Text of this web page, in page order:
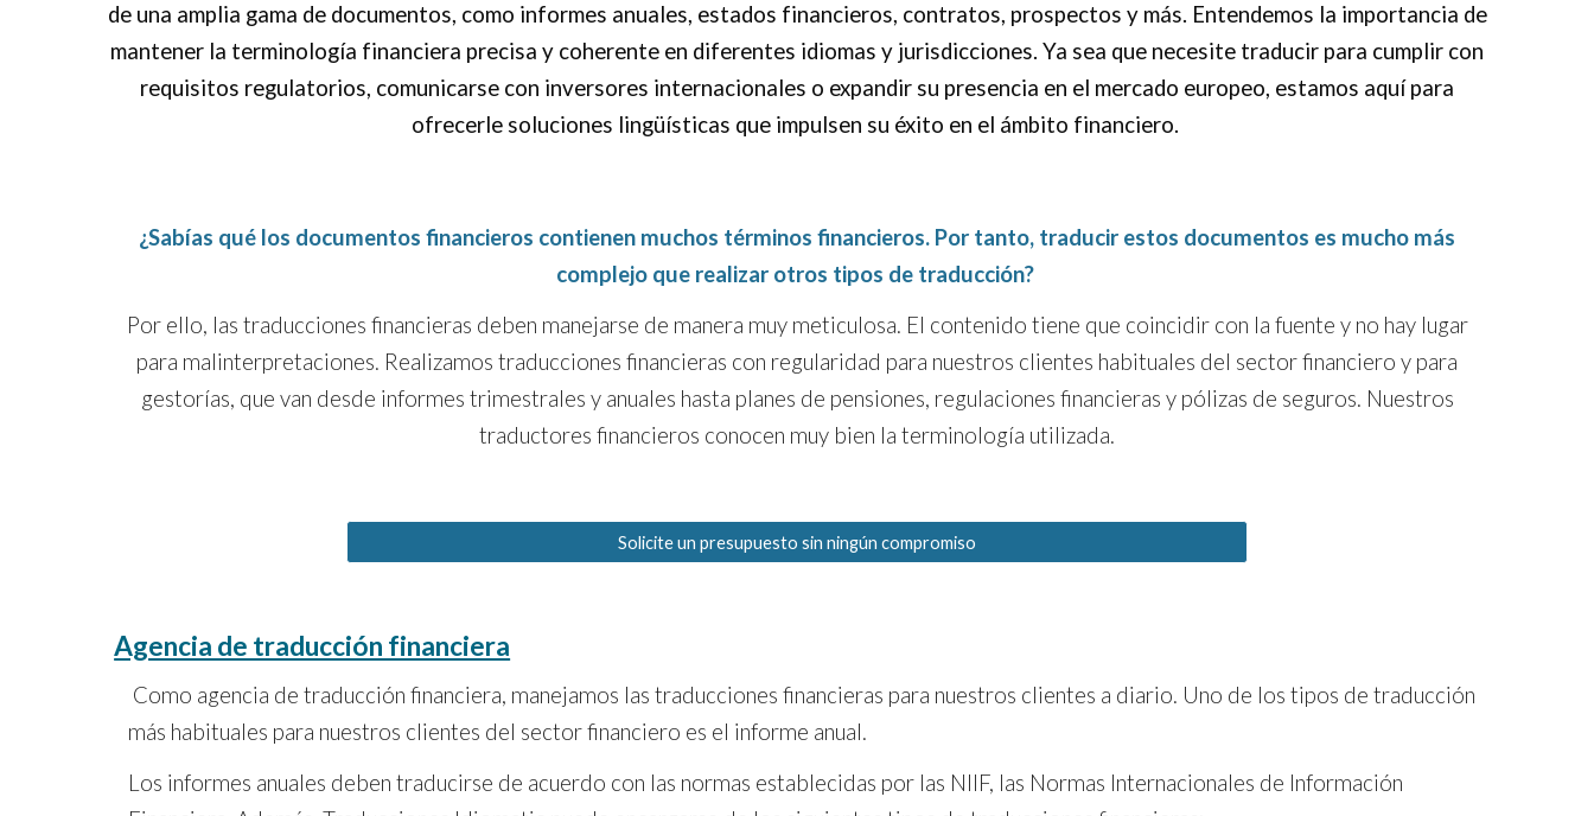
de una amplia gama de documentos, como informes anuales, estados financieros, contratos, prospectos y más. Entendemos la importancia de
mantener la terminología financiera precisa y coherente en diferentes idiomas y jurisdicciones. Ya sea que necesite traducir para cumplir con
requisitos regulatorios, comunicarse con inversores internacionales o expandir su presencia en el mercado europeo, estamos aquí para
ofrecerle soluciones lingüísticas que impulsen su éxito en el ámbito financiero.
¿Sabías qué los documentos financieros contienen muchos términos financieros. Por tanto, traducir estos documentos es mucho más
complejo que realizar otros tipos de traducción?
Por ello, las traducciones financieras deben manejarse de manera muy meticulosa. El contenido tiene que coincidir con la fuente y no hay lugar
para malinterpretaciones. Realizamos traducciones financieras con regularidad para nuestros clientes habituales del sector financiero y para
gestorías, que van desde informes trimestrales y anuales hasta planes de pensiones, regulaciones financieras y pólizas de seguros. Nuestros
traductores financieros conocen muy bien la terminología utilizada.
Solicite un presupuesto sin ningún compromiso
Agencia de traducción financiera
Como agencia de traducción financiera, manejamos las traducciones financieras para nuestros clientes a diario. Uno de los tipos de traducción
más habituales para nuestros clientes del sector financiero es el informe anual.
Los informes anuales deben traducirse de acuerdo con las normas establecidas por las NIIF, las Normas Internacionales de Información